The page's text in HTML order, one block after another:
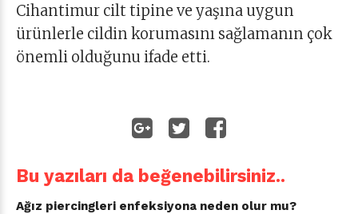
Cihantimur cilt tipine ve yaşına uygun
ürünlerle cildin korumasını sağlamanın çok
önemli olduğunu ifade etti.
Bu yazıları da beğenebilirsiniz..
Ağız piercingleri enfeksiyona neden olur mu?